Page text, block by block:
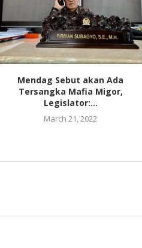
Mendag Sebut akan Ada
Tersangka Mafia Migor,
Legislator:...
March 21, 2022